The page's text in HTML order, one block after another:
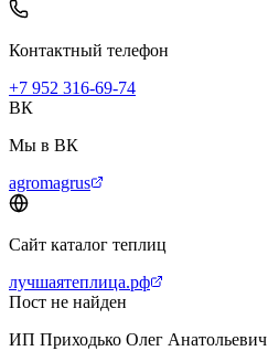
Контактный телефон
+7 952 316-69-74
ВК
Мы в ВК
agromagrus
Сайт каталог теплиц
лучшаятеплица.рф
Пост не найден
ИП Приходько Олег Анатольевич